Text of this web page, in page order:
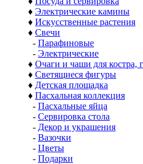
♦ Электрические камины
♦ Искусственные растения
♦ Свечи
- Парафиновые
- Электрические
♦ Очаги и чаши для костра,
♦ Светящиеся фигуры
♦ Детская площадка
♦ Пасхальная коллекция
- Пасхальные яйца
- Сервировка стола
- Декор и украшения
- Вазочки
- Цветы
- Подарки